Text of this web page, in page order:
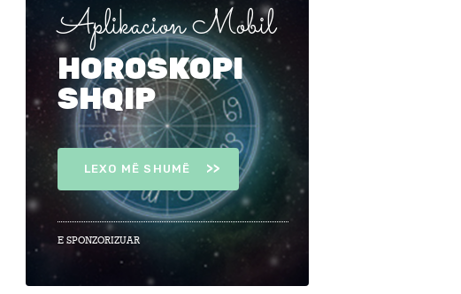
Aplikacion Mobil
HOROSKOPI
SHQIP
LEXO MË SHUMË
E SPONZORIZUAR